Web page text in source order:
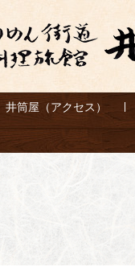
井筒屋（アクセス）